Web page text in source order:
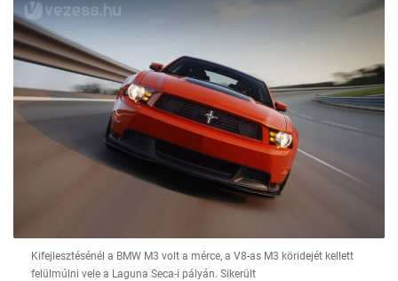
Kifejlesztésénél a BMW M3 volt a mérce, a V8-as M3 köridejét kellett
felülmúlni vele a Laguna Seca-i pályán. Sikerült